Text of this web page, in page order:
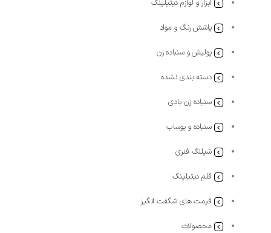
ابزار و لوازم دیتیلینگ
پاشش رنگ و مواد
پولیش و سنباده زن
دسته بندی نشده
سنباده زن بادی
سنباده و پوساب
شیلنگ فنری
قلم دیتیلینگ
قیمت های شگفت انگیز
محصولات